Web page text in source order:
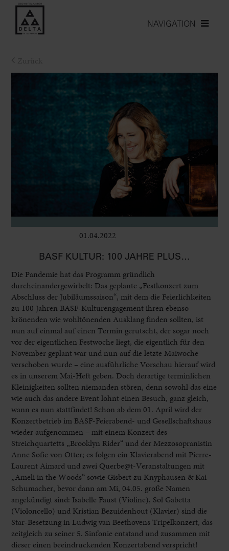
NAVIGATION
01.04.2022
BASF KULTUR: 100 JAHRE PLUS…
Die Pandemie hat das Programm gründlich
durcheinandergewirbelt: Das geplante „Festkonzert zum
Abschluss der Jubiläumssaison“, mit dem die Feierlichkeiten
zu 100 Jahren BASF-Kulturengagement ihren ebenso
krönenden wie wohltönenden Ausklang finden sollten, ist
nun auf einmal auf einen Termin gerutscht, der sogar noch
vor der eigentlichen Festwoche liegt, die eigentlich für den
November geplant war und nun auf die letzte Maiwoche
verschoben wurde – eine ausführliche Vorschau hierauf wird
es in unserem Mai-Heft geben. Doch derartige terminlichen
Kleinigkeiten sollten niemanden stören, denn sowohl das eine
wie auch das andere Event lohnt einen Besuch, ganz gleich,
wann es nun stattfindet! Schon ab dem 01. April wird der
Konzertbetrieb im BASF-Feierabend- und Gesellschaftshaus
wieder aufgenommen – mit einem Konzert des
Streichquartetts „Brooklyn Rider“ und der Mezzosopranistin
Anne Sofie von Otter; es folgen ein Klavierabend mit Pierre-
Laurent Aimard und zwei Querbe@t-Veranstaltungen mit
„Ameli in the Woods“ sowie Gisbert zu Knyphausen & Kai
Schumacher, bevor dann am Mi, 04.05. große Namen
angekündigt sind: Isabelle Faust (Violine), Sol Gabetta
(Violoncello) und Kristian Bezuidenhout (Klavier) sind die
Star-Besetzung in Ludwig van Beethovens Tripelkonzert, das
zeitgleich zu seiner 5. Sinfonie entstand und zusammen mit
dieser einen beeindruckenden Konzertabend verspricht!